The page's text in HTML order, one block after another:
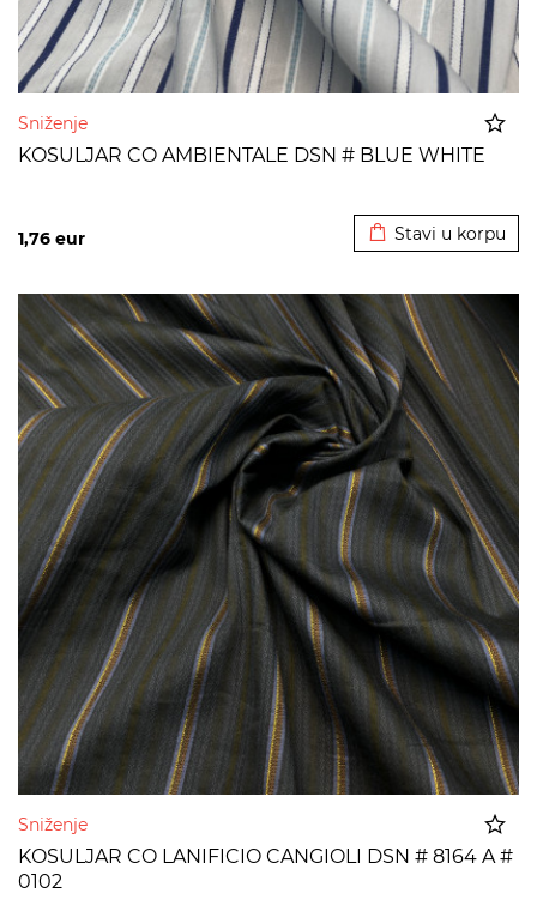
Sniženje
KOSULJAR CO AMBIENTALE DSN # BLUE WHITE
1,76 eur Stavi u korpu
Sniženje
KOSULJAR CO LANIFICIO CANGIOLI DSN # 8164 A #
0102